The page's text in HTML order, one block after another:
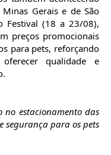
Gerais e de São
Festival (18 a 23/08),
preços promocionais
para pets, reforçando
qualidade e
estacionamento das
segurança para os pets